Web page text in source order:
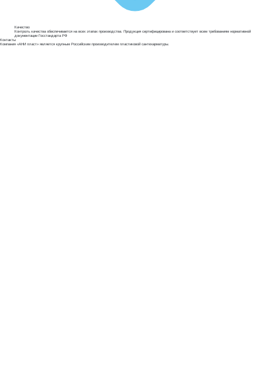
Качество
Контроль качества обеспечивается на всех этапах производства. Продукция сертифицирована и соответствует всем требованиям нормативной
документации Госстандарта РФ
Контакты
Компания «АНИ пласт» является крупным Российским производителем пластиковой сантехарматуры.